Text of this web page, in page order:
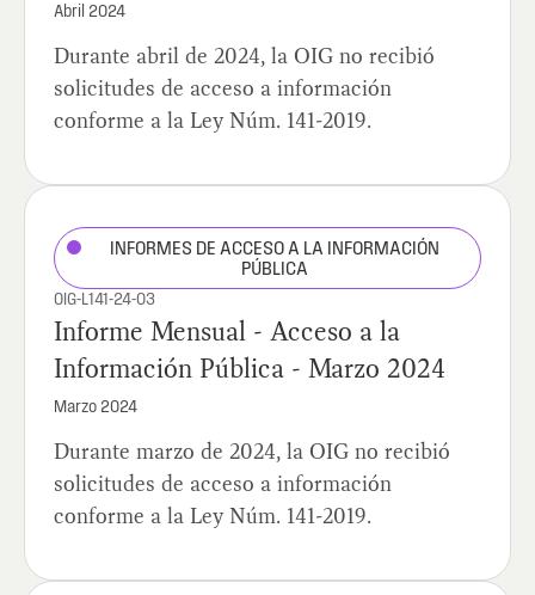
Abril 2024
Durante abril de 2024, la OIG no recibió
solicitudes de acceso a información
conforme a la Ley Núm. 141-2019.
INFORMES DE ACCESO A LA INFORMACIÓN
PÚBLICA
OIG-L141-24-03
Informe Mensual - Acceso a la
Información Pública - Marzo 2024
Marzo 2024
Durante marzo de 2024, la OIG no recibió
solicitudes de acceso a información
conforme a la Ley Núm. 141-2019.